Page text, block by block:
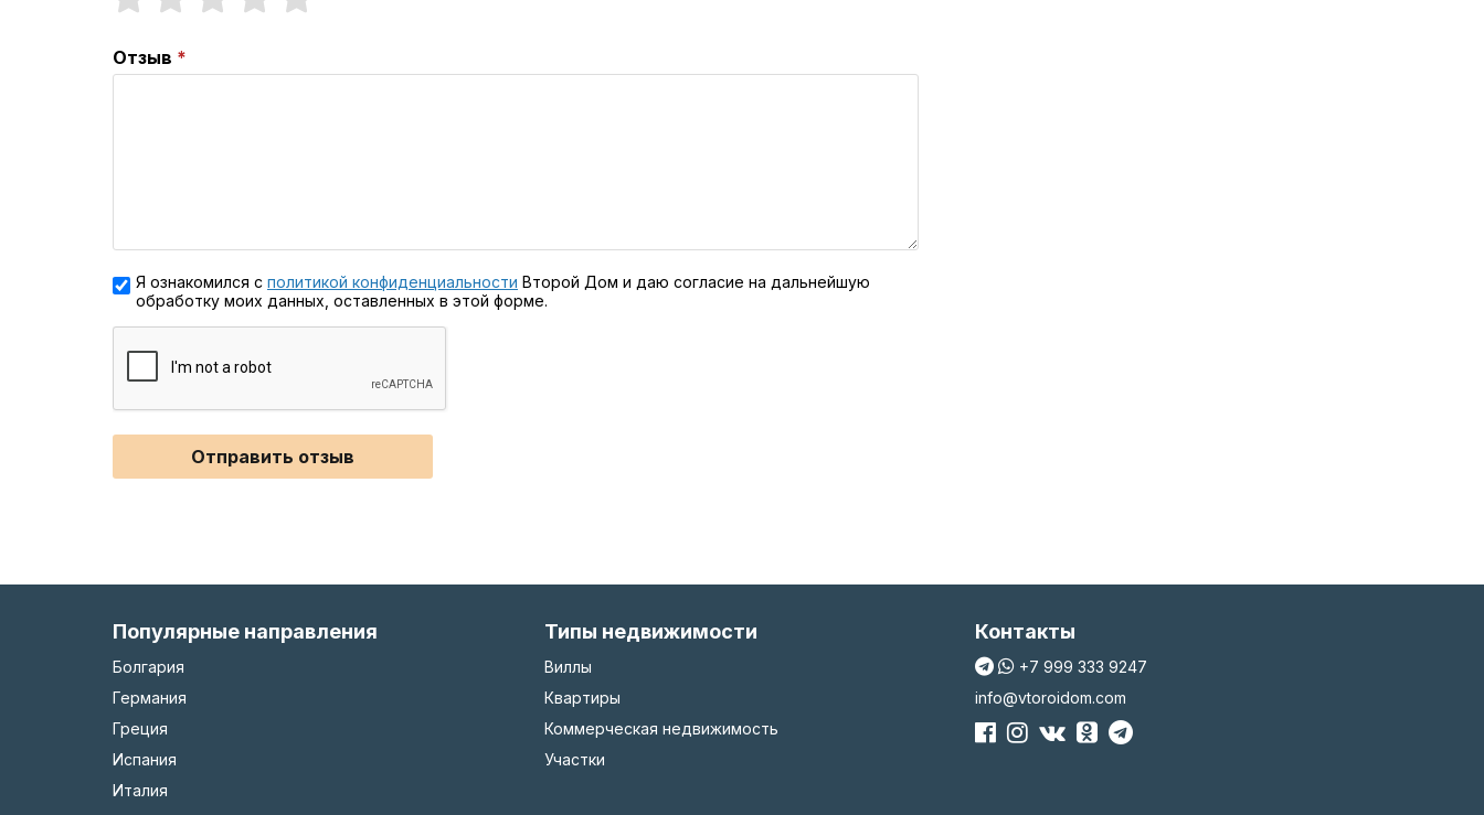
Отзыв
Я ознакомился с политикой конфиденциальности Второй Дом и даю согласие на дальнейшую
обработку моих данных, оставленных в этой форме.
Отправить отзыв
Популярные направления
Болгария
Германия
Греция
Испания
Италия
Типы недвижимости
Виллы
Квартиры
Коммерческая недвижимость
Участки
Контакты
+7 999 333 9247
info@vtoroidom.com